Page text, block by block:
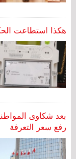
هكذا استطاعت
بعد شكاوى
رفع سعر التعرفة